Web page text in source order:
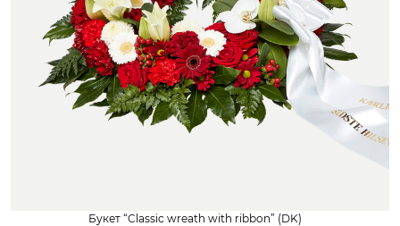
Букет “Classic wreath with ribbon” (DK)